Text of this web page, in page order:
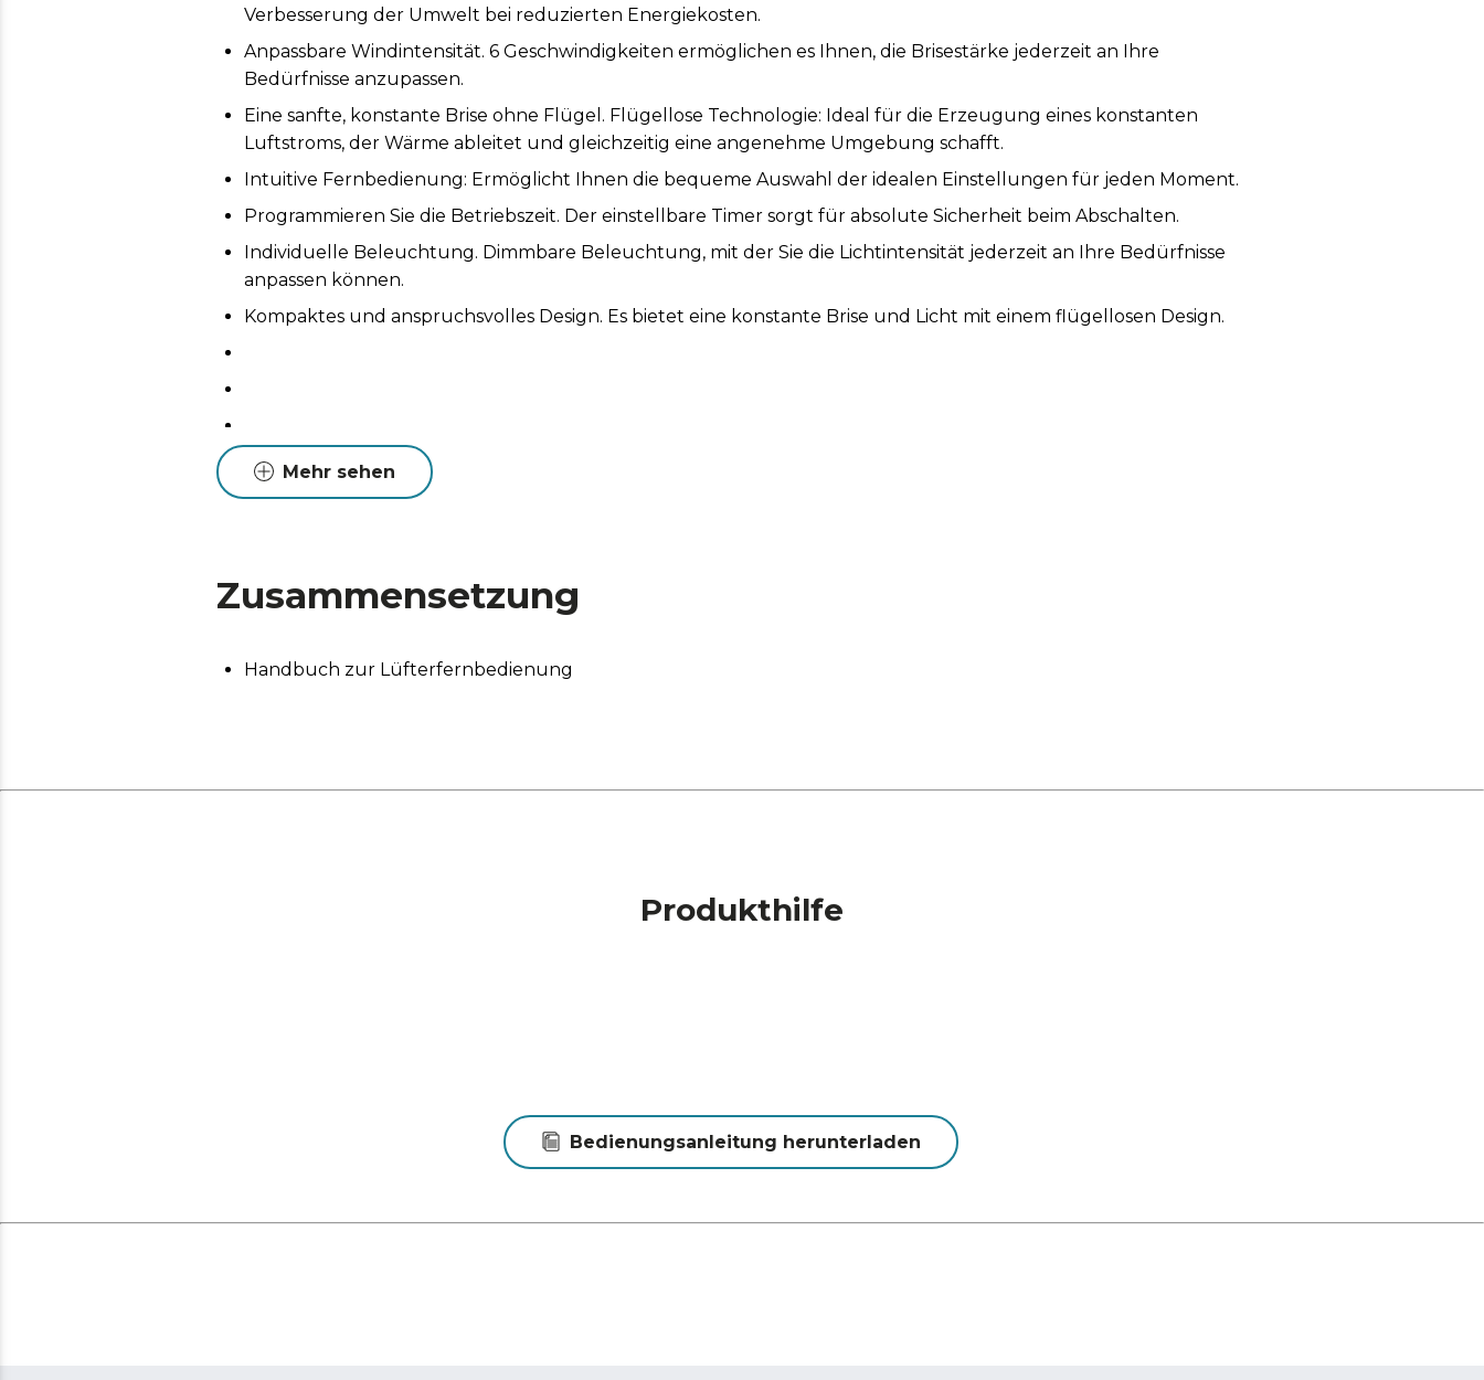
Verbesserung der Umwelt bei reduzierten Energiekosten.
Anpassbare Windintensität. 6 Geschwindigkeiten ermöglichen es Ihnen, die Brisestärke jederzeit an Ihre
Bedürfnisse anzupassen.
Eine sanfte, konstante Brise ohne Flügel. Flügellose Technologie: Ideal für die Erzeugung eines konstanten
Luftstroms, der Wärme ableitet und gleichzeitig eine angenehme Umgebung schafft.
Intuitive Fernbedienung: Ermöglicht Ihnen die bequeme Auswahl der idealen Einstellungen für jeden Moment.
Programmieren Sie die Betriebszeit. Der einstellbare Timer sorgt für absolute Sicherheit beim Abschalten.
Individuelle Beleuchtung. Dimmbare Beleuchtung, mit der Sie die Lichtintensität jederzeit an Ihre Bedürfnisse
anpassen können.
Kompaktes und anspruchsvolles Design. Es bietet eine konstante Brise und Licht mit einem flügellosen Design.
Mehr sehen
Zusammensetzung
Handbuch zur Lüfterfernbedienung
Produkthilfe
Bedienungsanleitung herunterladen